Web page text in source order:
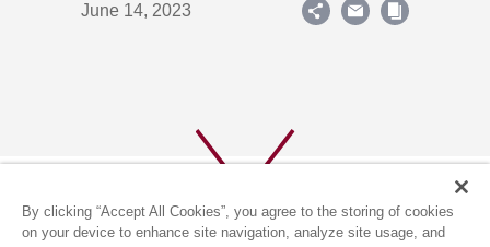
June 14, 2023
By clicking “Accept All Cookies”, you agree to the storing of cookies
on your device to enhance site navigation, analyze site usage, and